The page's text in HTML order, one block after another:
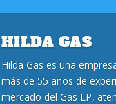
HILDA GAS
Hilda Gas es una
más de 55 años de
mercado del Gas LP,